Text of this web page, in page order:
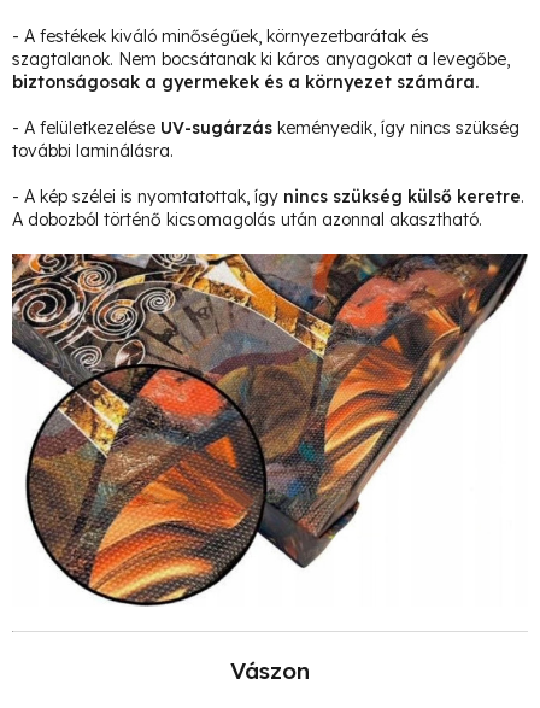
- A festékek kiváló minőségűek, környezetbarátak és
szagtalanok. Nem bocsátanak ki káros anyagokat a levegőbe,
biztonságosak a gyermekek és a környezet számára.
- A felületkezelése UV-sugárzás keményedik, így nincs szükség
további laminálásra.
- A kép szélei is nyomtatottak, így nincs szükség külső keretre.
A dobozból történő kicsomagolás után azonnal akasztható.
Vászon